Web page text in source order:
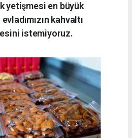
yetişmesi en büyük
kahvaltı
istemiyoruz.